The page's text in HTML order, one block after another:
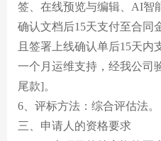
签、在线预览与编辑、AI智
确认文档后15天支付至合同
且签署上线确认单后15天内
一个月运维支持，经我公司
尾款]。
6、评标方法：综合评估法。
三、申请人的资格要求